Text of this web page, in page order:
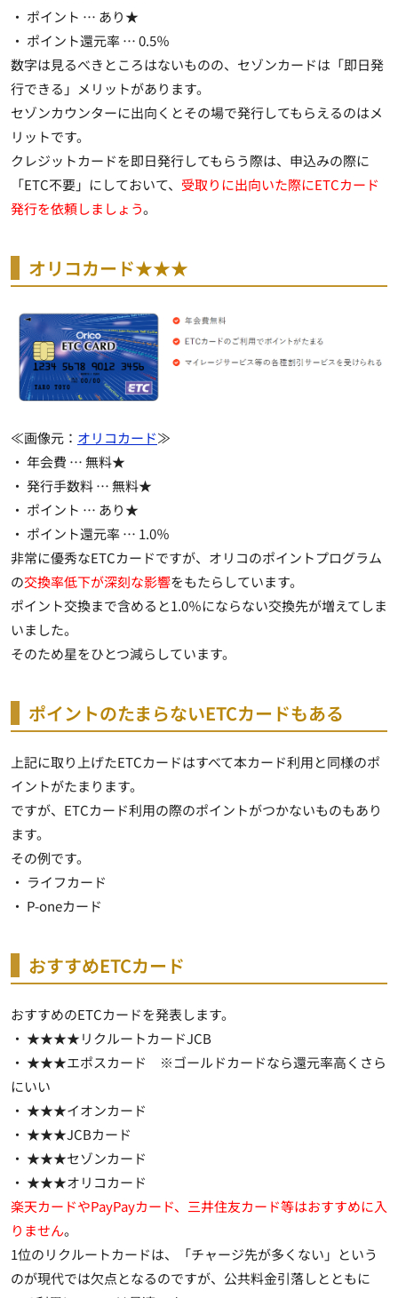
・ ポイント … あり★
・ ポイント還元率 … 0.5％
数字は見るべきところはないものの、 セゾンカードは「即日発
行できる」 メリットがあります。
セゾンカウンターに出向くとその場で発行してもらえるのはメ
リットです。
クレジットカードを即日発行してもらう際は、申込みの際に
「ETC不要」にしておいて、 受取りに出向いた際にETCカード
発行を依頼しましょう。
オリコカード★★★
≪画像元： オリコカード≫
・ 年会費 …無料★
・ 発行手数料 …無料★
・ ポイント … あり★
・ ポイント還元率 … 1.0％
非常に優秀なETCカードですが、オリコのポイントプログラム
の交換率低下が深刻な影響をもたらしています。
ポイント交換まで含めると1.0％にならない交換先が増えてしま
いました。
そのため星をひとつ減らしています。
ポイントのたまらないETCカードもある
上記に取り上げたETCカードはすべて本カード利用と同様のポ
イントがたまります。
ですが、ETCカード利用の際のポイントがつかないものもあり
ます。
その例です。
・ ライフカード
・ P-oneカード
おすすめETCカード
おすすめのETCカードを発表します。
・ ★★★★リクルートカードJCB
・ ★★★エポスカード ※ゴールドカードなら還元率高くさら
にいい
・ ★★★イオンカード
・ ★★★JCBカード
・ ★★★セゾンカード
・ ★★★オリコカード
楽天カードやPayPayカード、三井住友カード等はおすすめに入
りません。
1位のリクルートカードは、「チャージ先が多くない」という
のが現代では欠点となるのですが、 公共料金引落しとともに